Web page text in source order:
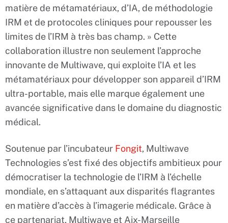
matière de métamatériaux, d’IA, de méthodologie
IRM et de protocoles cliniques pour repousser les
limites de l’IRM à très bas champ. » Cette
collaboration illustre non seulement l’approche
innovante de Multiwave, qui exploite l’IA et les
métamatériaux pour développer son appareil d’IRM
ultra-portable, mais elle marque également une
avancée significative dans le domaine du diagnostic
médical.
Soutenue par l’incubateur Fongit, Multiwave
Technologies s’est fixé des objectifs ambitieux pour
démocratiser la technologie de l’IRM à l’échelle
mondiale, en s’attaquant aux disparités flagrantes
en matière d’accès à l’imagerie médicale. Grâce à
ce partenariat, Multiwave et Aix-Marseille